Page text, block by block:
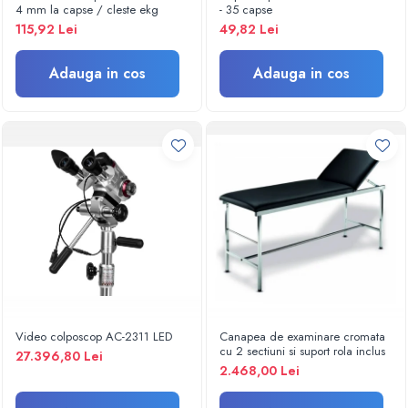
Umidificatoare
Monitorizare somn
Masurare
Cantare
Masurare corporala
Alcoolmetre
Prim ajutor, urgenta & reanimare
Targi urgente
Truse urgente
Genti urgente
Gulere cervicale
Rucsacuri
Foarfece
Truse pentru resuscitare / reanimare
4 mm la capse / cleste ekg
115,92 Lei
Adauga in cos
- 35 capse
49,82 Lei
Adauga in cos
Video colposcop AC-2311 LED
27.396,80 Lei
Canapea de examinare cromata
cu 2 sectiuni si suport rola inclus
2.468,00 Lei